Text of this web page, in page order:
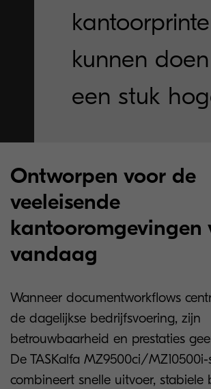
kunnen
een stuk
Ontworpen voor de
veeleisende
kantooromgevingen
vandaag
Wanneer documentworkflows
de dagelijkse bedrijfsvoering, zijn
betrouwbaarheid en prestaties
De TASKalfa MZ9500ci/MZ10500i-
combineert snelle uitvoer, stabiele